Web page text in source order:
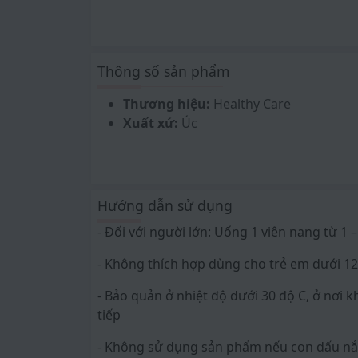
tự do & peroxy lipid (Peroxy lipid gây
Vitamin E Healthy Care 500IU có tác
đen mượt.
tổng hợp mỗi ngày để có hệ tim mạch,
đầy hơi, đi lỏng, viêm ruột hoại tử). Tiêm
- Thiếu vitamin E: Có thể gặp ở trẻ đẻ
giác giảm nhạy cảm.
Viên Uống Healthy Care Vitamin E đặc
Thông số sản phẩm
Thương hiệu: Healthy Care
Xuất xứ: Úc
Hướng dẫn sử dụng
- Đối với người lớn: Uống 1 viên nang từ 1
- Không thích hợp dùng cho trẻ em dưới
- Bảo quản ở nhiệt độ dưới 30 độ C, ở nơi
tiếp
- Không sử dụng sản phẩm nếu con dấu